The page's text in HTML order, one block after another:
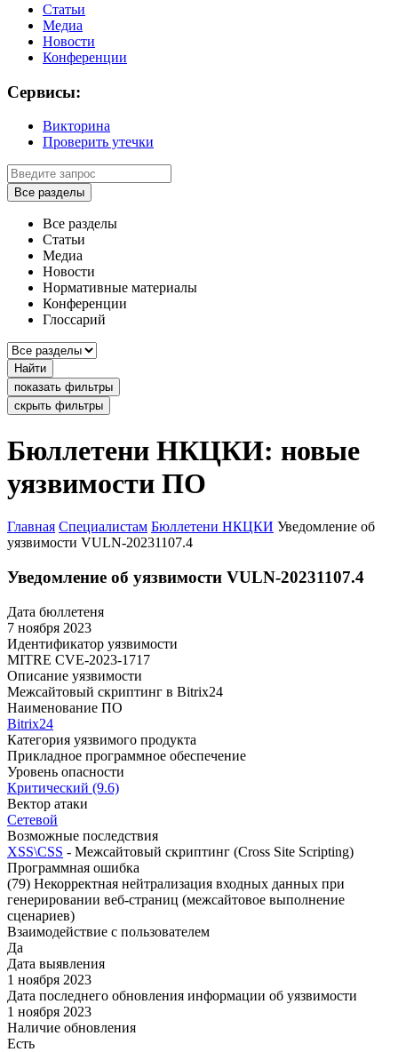
Статьи
Медиа
Новости
Конференции
Сервисы:
Викторина
Проверить утечки
Все разделы
Все разделы
Статьи
Медиа
Новости
Нормативные материалы
Конференции
Глоссарий
Найти
показать фильтры
скрыть фильтры
Бюллетени НКЦКИ: новые
уязвимости ПО
Главная Специалистам Бюллетени НКЦКИ Уведомление об
уязвимости VULN-20231107.4
Уведомление об уязвимости VULN-20231107.4
Дата бюллетеня
7 ноября 2023
Идентификатор уязвимости
MITRE CVE-2023-1717
Описание уязвимости
Межсайтовый скриптинг в Bitrix24
Наименование ПО
Bitrix24
Категория уязвимого продукта
Прикладное программное обеспечение
Уровень опасности
Критический (9.6)
Вектор атаки
Сетевой
Возможные последствия
XSS\CSS - Межсайтовый скриптинг (Cross Site Scripting)
Программная ошибка
(79) Некорректная нейтрализация входных данных при
генерировании веб-страниц (межсайтовое выполнение
сценариев)
Взаимодействие с пользователем
Да
Дата выявления
1 ноября 2023
Дата последнего обновления информации об уязвимости
1 ноября 2023
Наличие обновления
Есть